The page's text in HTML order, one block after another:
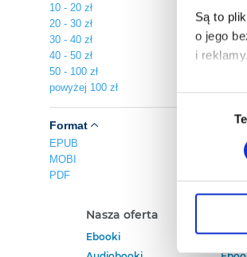
Są to
o jego
i reklamy.
Poza
Twojej
Każda
10 - 20 zł
20 - 30 zł
30 - 40 zł
40 - 50 zł
50 - 100 zł
powyżej 100 zł
Format
EPUB
MOBI
PDF
Nasza oferta
Ebooki